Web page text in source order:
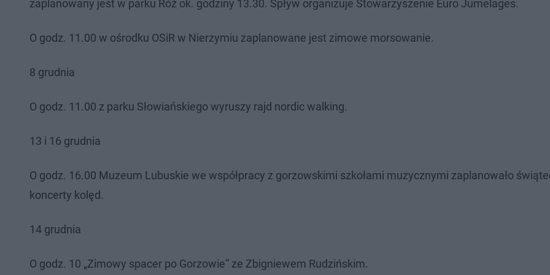
zaplanowany jest w parku Róż ok. godziny 13.30. Spływ organizuje Stowarzyszenie Euro Jumelages.
O godz. 11.00 w ośrodku OSiR w Nierzymiu zaplanowane jest zimowe morsowanie.
8 grudnia
O godz. 11.00 z parku Słowiańskiego wyruszy rajd nordic walking.
13 i 16 grudnia
O godz. 16.00 Muzeum Lubuskie we współpracy z gorzowskimi szkołami muzycznymi zaplanowało
koncerty kolęd.
14 grudnia
O godz. 10 „Zimowy spacer po Gorzowie” ze Zbigniewem Rudzińskim.